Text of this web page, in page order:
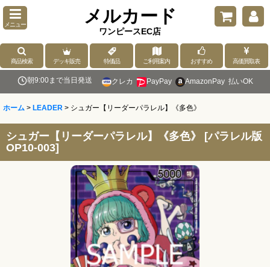
メニュー メルカード
ワンピースEC店
商品検索 デッキ販売 特価品 ご利用案内 おすすめ 高価買取表
朝9:00まで当日発送 クレカ PayPay AmazonPay 払いOK
ホーム > LEADER > シュガー【リーダーパラレル】《多色》
シュガー【リーダーパラレル】《多色》 [パラレル版
OP10-003]